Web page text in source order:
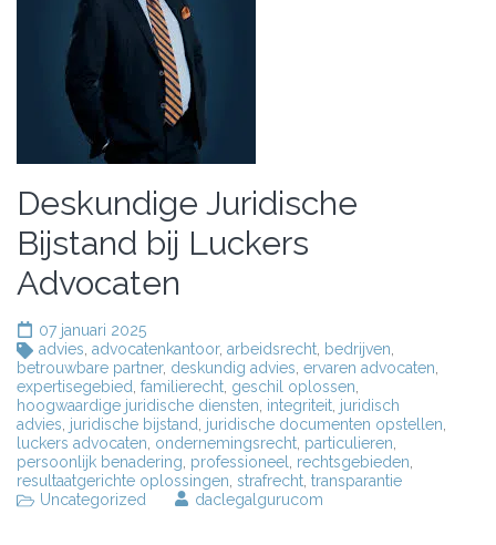
Deskundige Juridische
Bijstand bij Luckers
Advocaten
07 januari 2025
advies advocatenkantoor, arbeidsrecht bedrijven
betrouwbare partner, deskundig advies ervaren advocaten
expertisegebied familierecht geschil oplossen
hoogwaardige juridische diensten integriteit juridisch
advies juridische bijstand juridische documenten opstellen
luckers advocaten ondernemingsrecht particulieren
persoonlijk benadering professioneel rechtsgebieden
resultaatgerichte oplossingen strafrecht transparantie
Uncategorized
daclegalgurucom